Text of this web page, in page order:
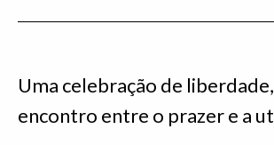
Uma celebração de
encontro entre o prazer e a